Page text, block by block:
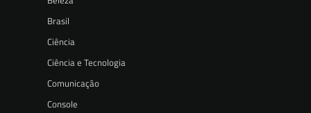
Brasil
Ciência
Ciência e Tecnologia
Comunicação
Console